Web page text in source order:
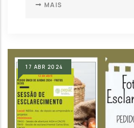
MAIS
17 ABR 2024